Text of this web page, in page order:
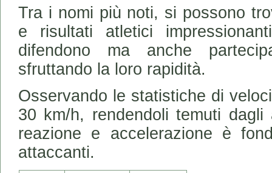
Tra i nomi più noti, si possono
e risultati atletici
difendono ma anche
sfruttando la loro rapidità.
Osservando le statistiche di
30 km/h, rendendoli temuti
reazione e accelerazione è
attaccanti.